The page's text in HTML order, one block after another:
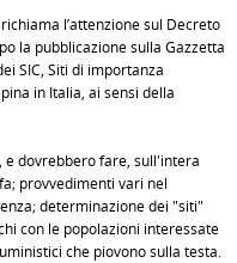
l’attenzione sul Decreto
la pubblicazione sulla Gazzetta
SIC, Siti di importanza
in Italia, ai sensi della
dovrebbero fare, sull'intera
provvedimenti vari nel
determinazione dei "siti"
con le popolazioni interessate
che piovono sulla testa.